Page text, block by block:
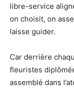
libre-service
on choisit, on
laisse guider.
Car derrière
fleuristes
assemblé dans